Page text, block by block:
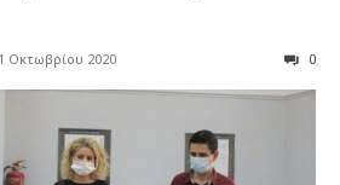
1 Οκτωβρίου 2020 0